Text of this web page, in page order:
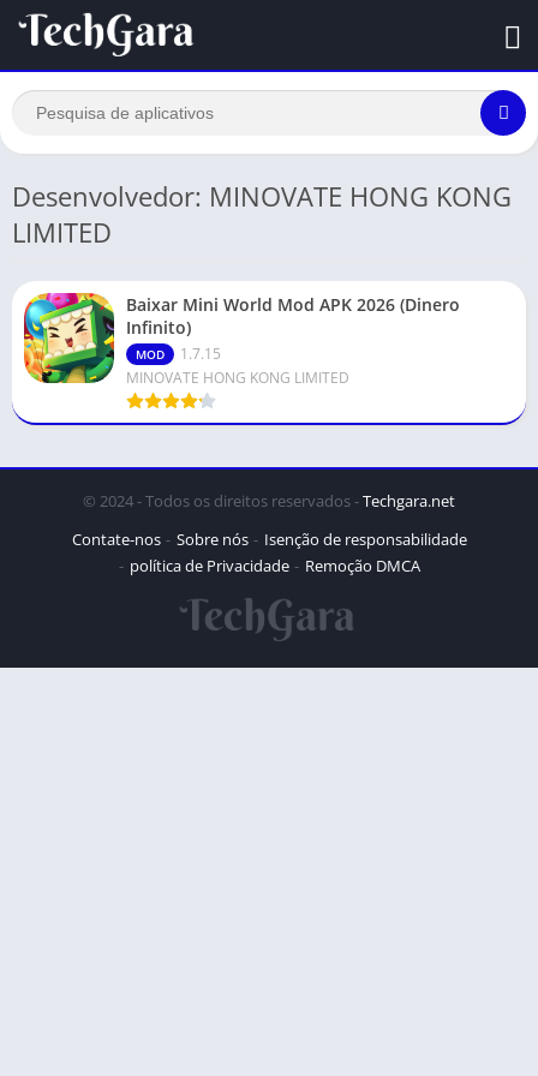
Desenvolvedor: MINOVATE HONG KONG
LIMITED
Baixar Mini World Mod APK 2026 (Dinero
Infinito)
MOD
1.7.15
MINOVATE HONG KONG LIMITED
© 2024 - Todos os direitos reservados -Techgara.net
Contate-nos
Sobre nós
Isenção de responsabilidade
política de Privacidade
Remoção DMCA